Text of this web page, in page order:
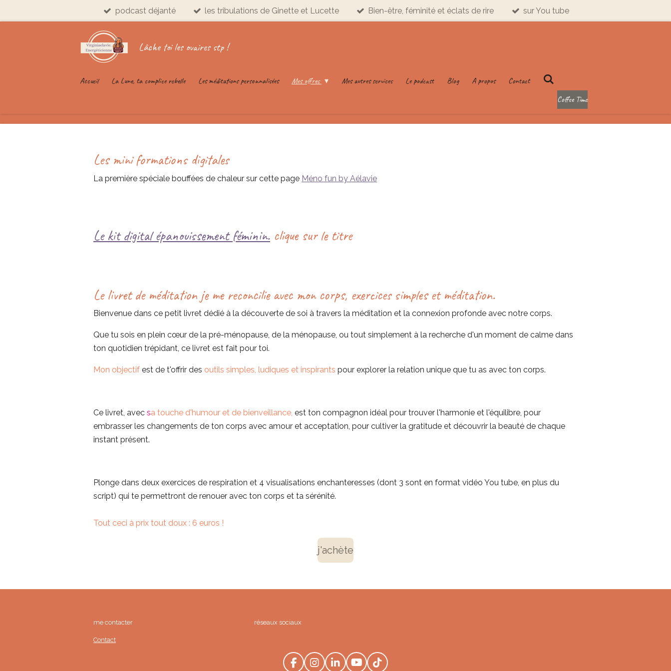
podcast déjanté les tribulations de Ginette et Lucette Bien-être, féminité et éclats de rire sur You tube
Lâche toi les ovaires stp !
Accueil La Lune, ta complice rebelle Les méditations personnalisées Mes offres Mes autres services Le podcast Blog A propos
Contact
Coffee Time
Les mini formations digitales
La première spéciale bouffées de chaleur sur cette page Méno fun by Aélavie
Le kit digital épanouissement féminin. clique sur le titre
Le livret de méditation je me reconcilie avec mon corps, exercices simples et méditation.
Bienvenue dans ce petit livret dédié à la découverte de soi à travers la méditation et la connexion profonde avec notre corps.
Que tu sois en plein cœur de la pré-ménopause, de la ménopause, ou tout simplement à la recherche d'un moment de calme dans
ton quotidien trépidant, ce livret est fait pour toi.
Mon objectif est de t'offrir des outils simples, ludiques et inspirants pour explorer la relation unique que tu as avec ton corps.
Ce livret, avec sa touche d'humour et de bienveillance, est ton compagnon idéal pour trouver l'harmonie et l'équilibre, pour
embrasser les changements de ton corps avec amour et acceptation, pour cultiver la gratitude et découvrir la beauté de chaque
instant présent.
Plonge dans deux exercices de respiration et 4 visualisations enchanteresses (dont 3 sont en format vidéo You tube, en plus du
script) qui te permettront de renouer avec ton corps et ta sérénité.
Tout ceci à prix tout doux : 6 euros !
j'achète
me contacter réseaux sociaux
Contact
F I L Y T